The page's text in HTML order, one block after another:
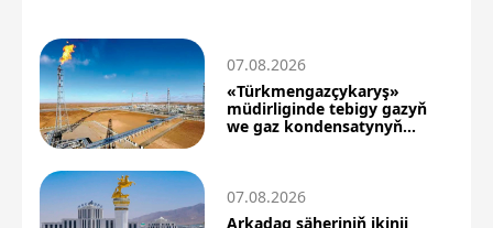
07.08.2026
«Türkmengazçykaryş»
müdirliginde tebigy gazyň
we gaz kondensatynyň
07.08.2026
Arkadag şäheriniň ikinji